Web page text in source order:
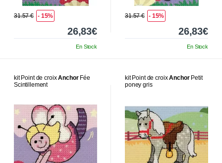
31.57 € - 15%
26,83€
En Stock
31.57 € - 15%
26,83€
En Stock
kit Point de croixAnchorFée
Scintillement
kit Point de croixAnchorPetit
poney gris